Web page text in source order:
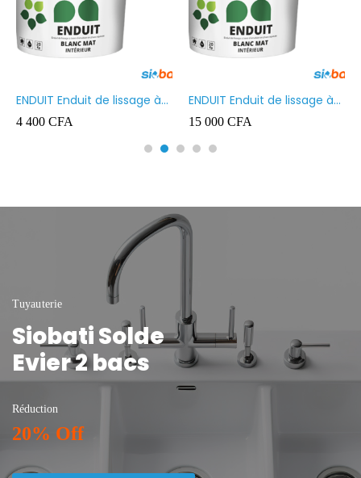
ENDUIT Enduit de lissage à
base d’émulsion en phase
aqueuse 5kg
4 400 CFA
ENDUIT Enduit de lissage à
base d’émulsion en phase
aqueuse 20kg
15 000 CFA
Tuyauterie
Siobati Solde
Evier 2 bacs
Réduction
20% Off